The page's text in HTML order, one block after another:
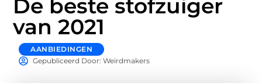
De beste stofzuiger
van 2021
AANBIEDINGEN
Gepubliceerd Door: Weirdmakers